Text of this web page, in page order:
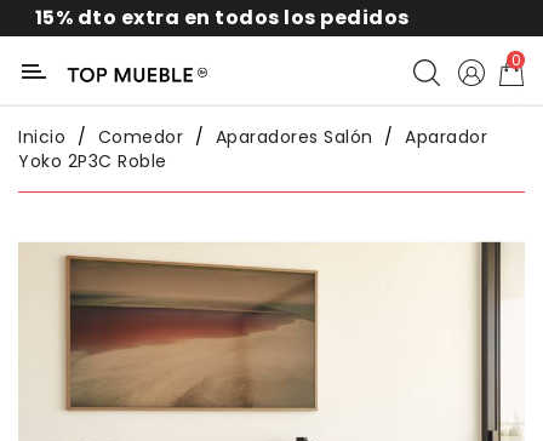
dto extra en todos los pedidos
Categoría
Exterior
Sofás
0
Inicio Comedor Aparadores Salón
Aparador
Yoko 2P3C Roble